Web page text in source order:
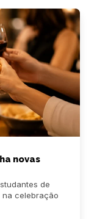
novas
de
na celebração